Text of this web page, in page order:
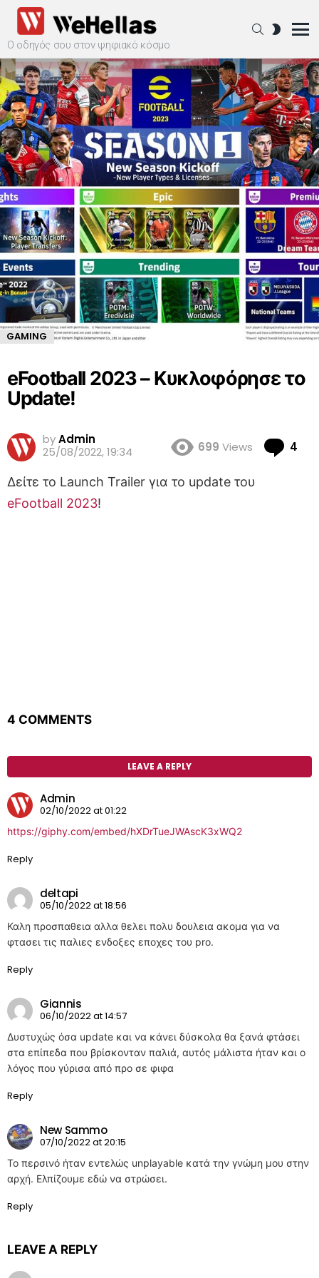
Ο οδηγός σου στον ψηφιακό κόσμο
SEARCHSWITCH
GAMING
eFootball 2023 – Κυκλοφόρησε το
Update!
byAdmin
25/08/2022, 19:34
699 Views 4
Δείτε το Launch Trailer για το update του
eFootball 2023!
4 COMMENTS
LEAVE A REPLY
Admin
02/10/2022 at 01:22
https://giphy.com/embed/hXDrTueJWAscK3xWQ2
Reply
deltapi
05/10/2022 at 18:56
Καλη προσπαθεια αλλα θελει πολυ δουλεια ακομα για να
φτασει τις παλιες ενδοξες εποχες του pro.
Reply
Giannis
06/10/2022 at 14:57
Δυστυχώς όσα update και να κάνει δύσκολα θα ξανά φτάσει
στα επίπεδα που βρίσκονταν παλιά, αυτός μάλιστα ήταν και ο
λόγος που γύρισα από προ σε φιφα
Reply
New Sammo
07/10/2022 at 20:15
Το περσινό ήταν εντελώς unplayable κατά την γνώμη μου στην
αρχή. Ελπίζουμε εδώ να στρώσει.
Reply
LEAVE A REPLY